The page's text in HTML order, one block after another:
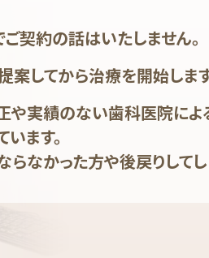
契約の話はいたしません。
してから治療を開始します
や実績のない歯科医院に
ます。
なかった方や後戻りしてし